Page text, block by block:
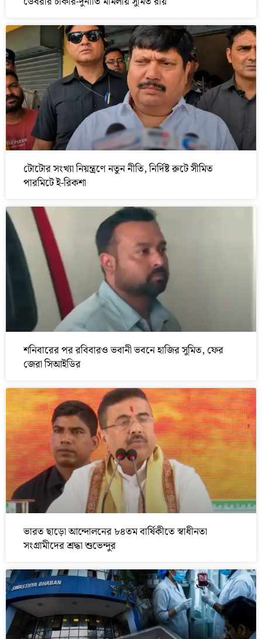
টোটোর সংখ্যা নিয়ন্ত্রণে নতুন নীতি, নির্দিষ্ট রুটে সীমিত
পারমিটে ই-রিকশা
শনিবারের পর রবিবারও ভবানী ভবনে হাজির সুমিত, ফের
জেরা সিআইডির
ভারত ছাড়ো আন্দোলনের ৮৪তম বার্ষিকীতে স্বাধীনতা
সংগ্রামীদের শ্রদ্ধা শুভেন্দুর